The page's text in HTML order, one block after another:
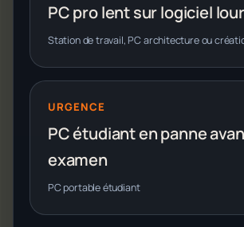
PC pro lent sur logiciel
Station de travail, PC architecture ou
URGENCE
PC étudiant en panne
examen
PC portable étudiant